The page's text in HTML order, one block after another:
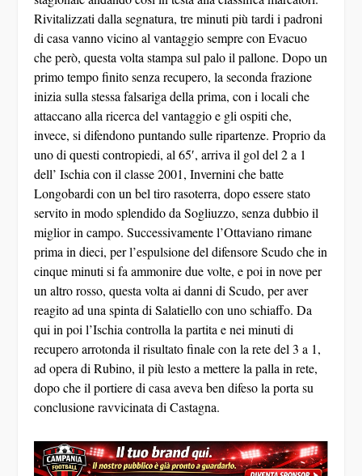
Rivitalizzati dalla segnatura, tre minuti più tardi i padroni
di casa vanno vicino al vantaggio sempre con Evacuo
che però, questa volta stampa sul palo il pallone. Dopo un
primo tempo finito senza recupero, la seconda frazione
inizia sulla stessa falsariga della prima, con i locali che
attaccano alla ricerca del vantaggio e gli ospiti che,
invece, si difendono puntando sulle ripartenze. Proprio da
uno di questi contropiedi, al 65′, arriva il gol del 2 a 1
dell’ Ischia con il classe 2001, Invernini che batte
Longobardi con un bel tiro rasoterra, dopo essere stato
servito in modo splendido da Sogliuzzo, senza dubbio il
miglior in campo. Successivamente l’Ottaviano rimane
prima in dieci, per l’espulsione del difensore Scudo che in
cinque minuti si fa ammonire due volte, e poi in nove per
un altro rosso, questa volta ai danni di Scudo, per aver
reagito ad una spinta di Salatiello con uno schiaffo. Da
qui in poi l’Ischia controlla la partita e nei minuti di
recupero arrotonda il risultato finale con la rete del 3 a 1,
ad opera di Rubino, il più lesto a mettere la palla in rete,
dopo che il portiere di casa aveva ben difeso la porta su
conclusione ravvicinata di Castagna.